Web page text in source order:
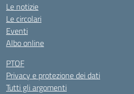
Le notizie
Le circolari
Eventi
Albo online
PTOF
Privacy e protezione dei dati
Tutti gli argomenti